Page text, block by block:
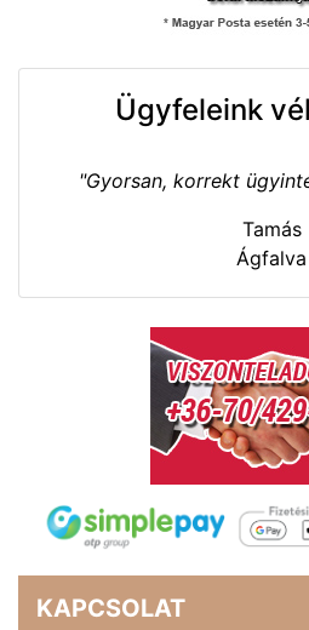
Ügyfeleink
"Gyorsan, korrekt
Tamás
Ágfalva
KAPCSOLAT